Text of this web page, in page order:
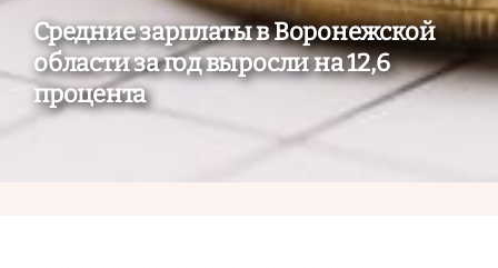
Средние зарплаты в Воронежской
области за год выросли на 12,6
процента